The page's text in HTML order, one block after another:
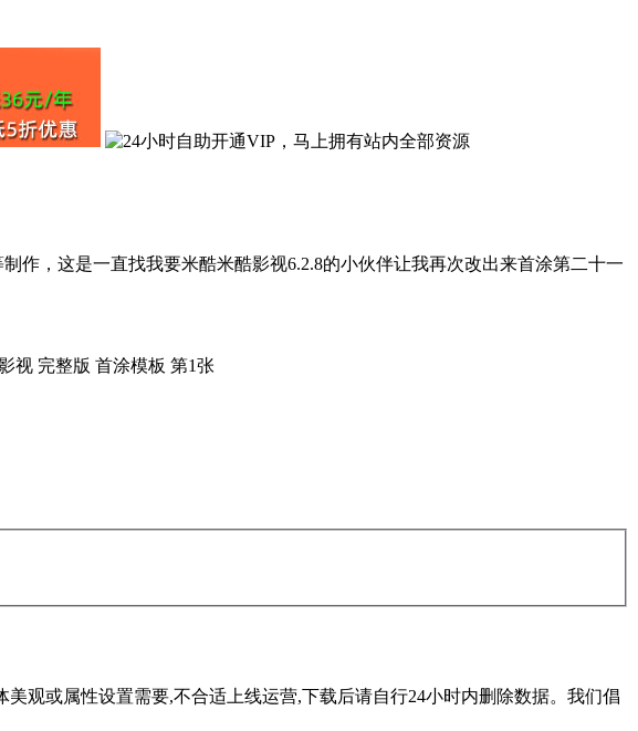
，这是一直找我要米酷米酷影视6.2.8的小伙伴让我再次改出来首涂第二十一
观或属性设置需要,不合适上线运营,下载后请自行24小时内删除数据。我们倡